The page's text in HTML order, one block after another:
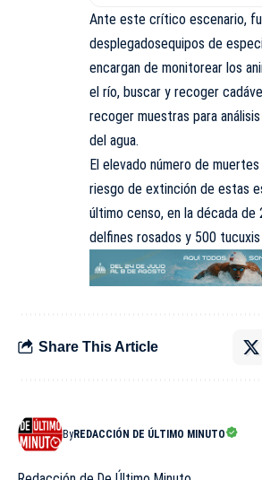
Ante este crítico escenario,
desplegadosequipos de
encargan de monitorear los
el río, buscar y recoger
recoger muestras para
del agua.
El elevado número de
riesgo de extinción de estas
último censo, en la década de
delfines rosados y 500 tucuxis
Share This Article
ByREDACCIÓN DE ÚLTIMO MINUTO